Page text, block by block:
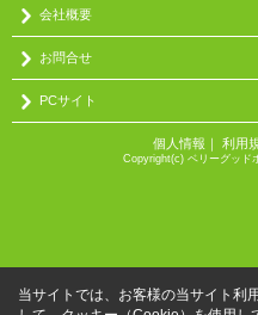
会社概要
お問合せ
PCサイト
個人情報 ｜ 利用
Copyright(c) ベリーグッド
当サイトでは、お客様の当サイト利